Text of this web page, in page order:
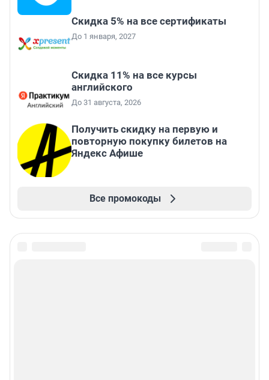
Скидка 5% на все сертификаты
До 1 января, 2027
Скидка 11% на все курсы
английского
До 31 августа, 2026
Получить скидку на первую и
повторную покупку билетов на
Яндекс Афише
Все промокоды